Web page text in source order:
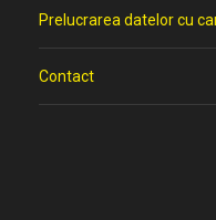
Prelucrarea datelor cu
Contact